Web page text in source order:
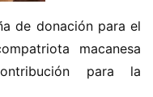
de donación para el
macanesa
para la